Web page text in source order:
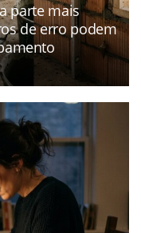
parte mais
de erro podem